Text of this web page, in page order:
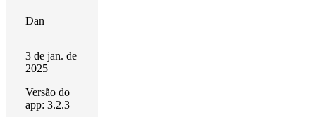
Dan
3 de jan. de
2025
Versão do
app: 3.2.3